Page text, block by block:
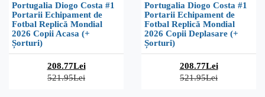
Portugalia Diogo Costa #1
Portarii Echipament de
Fotbal Replică Mondial
2026 Copii Acasa (+
Șorturi)
208.77Lei
521.95Lei
Portugalia Diogo Costa #1
Portarii Echipament de
Fotbal Replică Mondial
2026 Copii Deplasare (+
Șorturi)
208.77Lei
521.95Lei